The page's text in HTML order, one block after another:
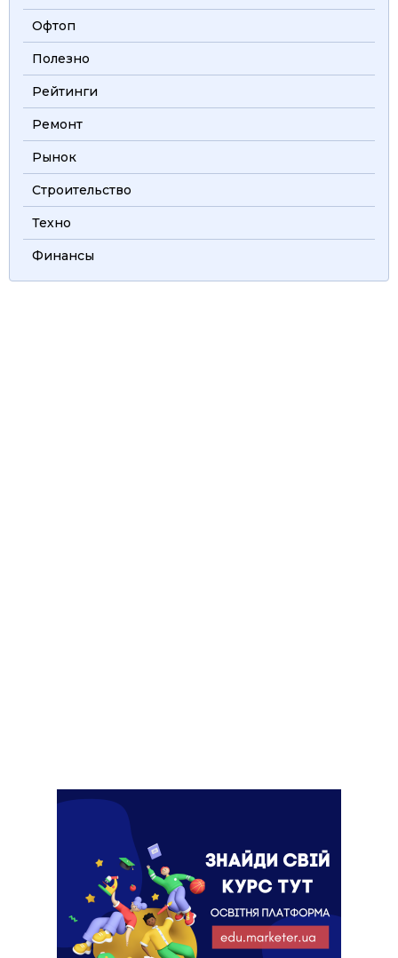
Офтоп
Полезно
Рейтинги
Ремонт
Рынок
Строительство
Техно
Финансы